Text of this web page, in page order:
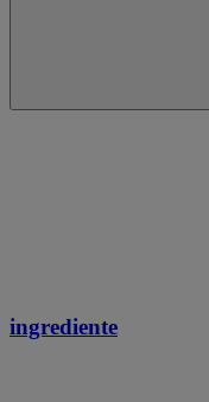
ingrediente